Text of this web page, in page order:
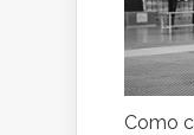
Como